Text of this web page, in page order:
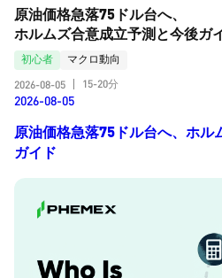
原油価格急落75ドル台へ、
ホルムズ合意成立予測と今後ガ
初心者
マクロ動向
2026-08-05
15-20分
2026-08-05
原油価格急落75ドル台へ、ホル
ガイド